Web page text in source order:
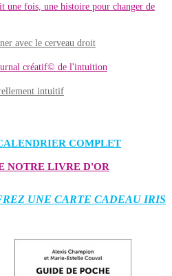
une fois, une histoire pour changer de
avec le cerveau droit
créatif© de l'intuition
intuitif
COMPLET
NOTRE LIVRE D'OR
UNE CARTE CADEAU IRIS